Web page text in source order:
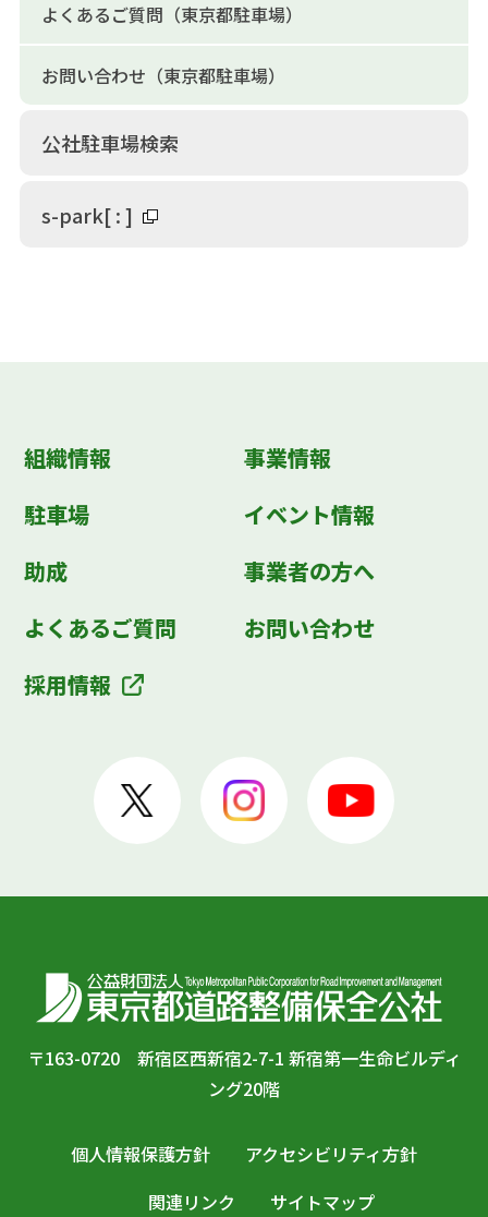
よくあるご質問（東京都駐車場）
お問い合わせ（東京都駐車場）
公社駐車場検索
s-park[:]
組織情報
事業情報
駐車場
イベント情報
助成
事業者の方へ
よくあるご質問
お問い合わせ
採用情報
〒163-0720 新宿区西新宿2-7-1 新宿第一生命ビルディ
ング20階
個人情報保護方針
アクセシビリティ方針
関連リンク
サイトマップ